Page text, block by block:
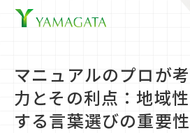
マニュアルのプロが
力とその利点：地域
する言葉選びの重要性